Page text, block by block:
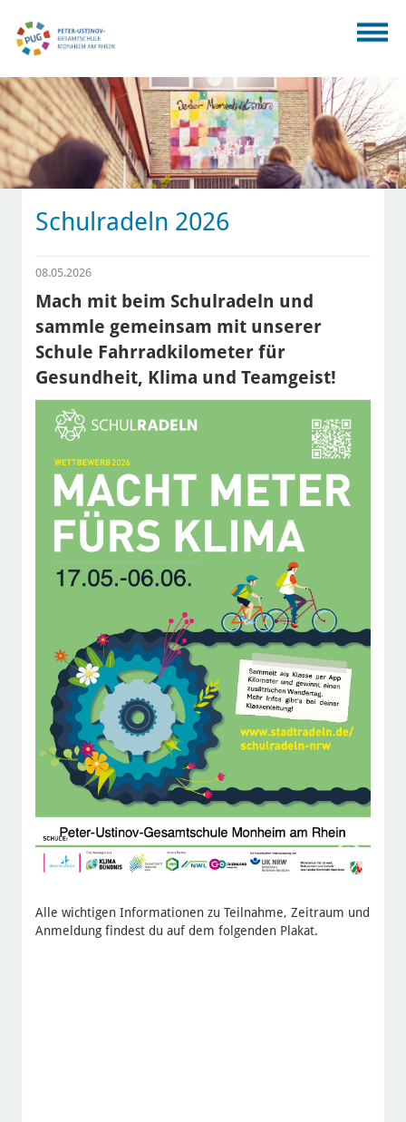
Schulradeln 2026
08.05.2026
Mach mit beim Schulradeln und
sammle gemeinsam mit unserer
Schule Fahrradkilometer für
Gesundheit, Klima und Teamgeist!
Alle wichtigen Informationen zu Teilnahme, Zeitraum und
Anmeldung findest du auf dem folgenden Plakat.